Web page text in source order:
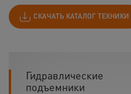
СКАЧАТЬ КАТАЛОГ ТЕХНИКИ
Гидравлические
подъемники